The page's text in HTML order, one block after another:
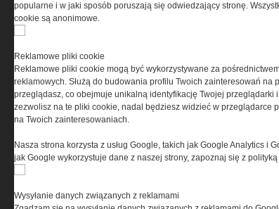
O NAS
i wyposażeniu jednostek
i na świecie.
popularne i w jaki sposób poruszają się odwiedzający stronę.
cookie są anonimowe.
Reklamowe pliki cookie
Reklamowe pliki cookie mogą być wykorzystywane za
reklamowych. Służą do budowania profilu Twoich zainteresowań na
przeglądasz, co obejmuje unikalną identyfikację Twojej przeglądarki
zezwolisz na te pliki cookie, nadal będziesz widzieć w przeglądarce
na Twoich zainteresowaniach.
Nasza strona korzysta z usług Google, takich jak Google Analytics i
jak Google wykorzystuje dane z naszej strony, zapoznaj się z
Wysyłanie danych związanych z reklamami